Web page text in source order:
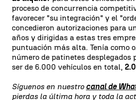
proceso de concurrencia
favorecer "su integración" y el
concedieron autorizaciones para
años y dirigidas a estas tres
puntuación más alta. Tenía como
número de patinetes desplegados
ser de 6.000 vehículos en total,
Síguenos en nuestro canal de
pierdas la última hora y toda la